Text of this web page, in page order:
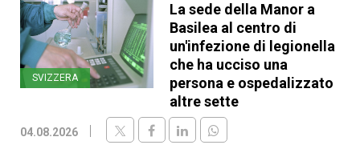
SVIZZERA
La sede della Manor a
Basilea al centro di
un'infezione di legionella
che ha ucciso una
persona e ospedalizzato
altre sette
04.08.2026